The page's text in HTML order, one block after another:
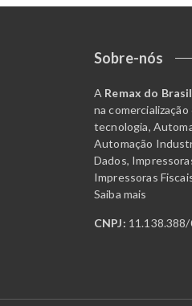
Sobre-nós
A Remax do Brasil
na
tecnologia,
Automação
Dados,
Impressoras
Saiba mais
CNPJ: